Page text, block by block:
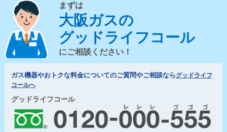
まずは
大阪ガスの
グッドライフコール
にご相談ください！
ガス機器やおトクな料金についてのご質問やご相談ならグッドライフ
コールへ
グッドライフコール